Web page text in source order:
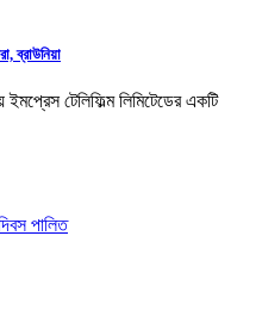
ব্রাউনিয়া
টেলিফিল্ম লিমিটেডের একটি
পালিত